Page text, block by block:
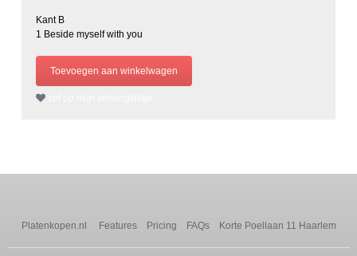
Kant B
1 Beside myself with you
Platenkopen.nl Features Pricing FAQs Korte Poellaan 11 Haarlem